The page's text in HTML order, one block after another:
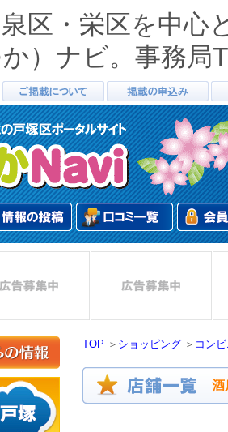
区・栄区を中心
）ナビ。事務局
TOP ＞ ショッピング ＞ コン
酒